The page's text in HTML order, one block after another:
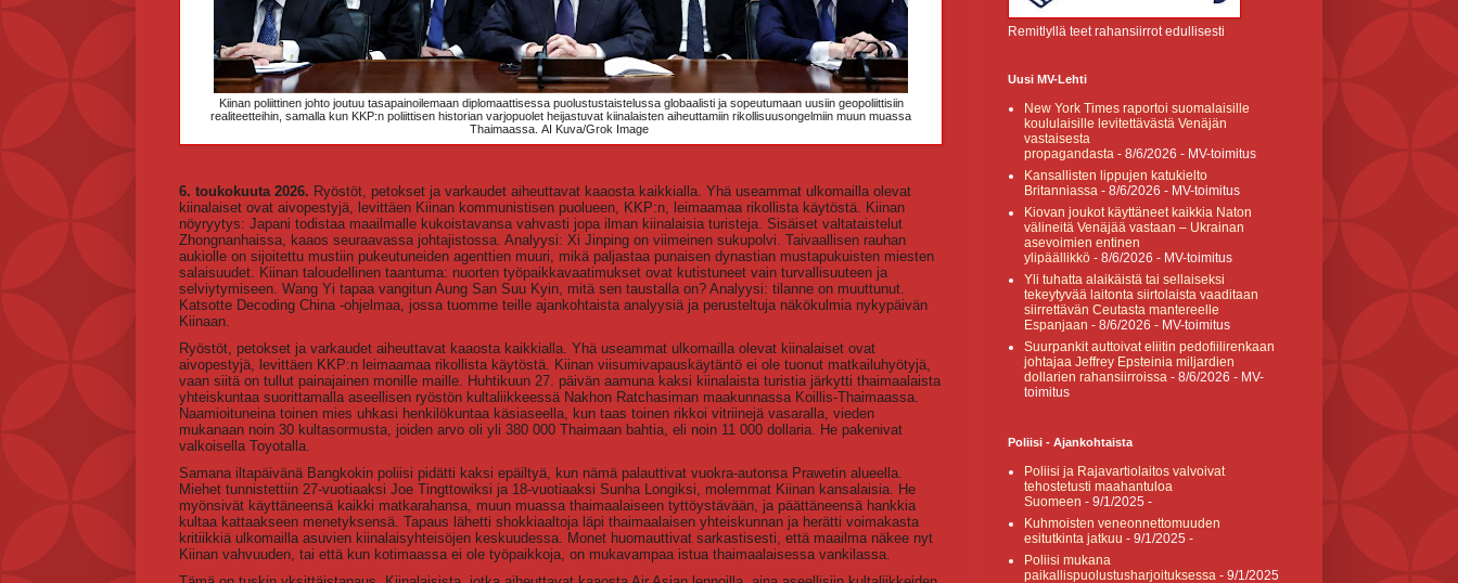
Kiinan poliittinen johto joutuu tasapainoilemaan diplomaattisessa puolustustaistelussa globaalisti ja sopeutumaan uusiin geopoliittisiin
realiteetteihin, samalla kun KKP:n poliittisen historian varjopuolet heijastuvat kiinalaisten aiheuttamiin rikollisuusongelmiin muun muassa
Thaimaassa. AI Kuva/Grok Image
6. toukokuuta 2026. Ryöstöt, petokset ja varkaudet aiheuttavat kaaosta kaikkialla. Yhä useammat ulkomailla olevat
kiinalaiset ovat aivopestyjä, levittäen Kiinan kommunistisen puolueen, KKP:n, leimaamaa rikollista käytöstä. Kiinan
nöyryytys: Japani todistaa maailmalle kukoistavansa vahvasti jopa ilman kiinalaisia turisteja. Sisäiset valtataistelut
Zhongnanhaissa, kaaos seuraavassa johtajistossa. Analyysi: Xi Jinping on viimeinen sukupolvi. Taivaallisen rauhan
aukiolle on sijoitettu mustiin pukeutuneiden agenttien muuri, mikä paljastaa punaisen dynastian mustapukuisten miesten
salaisuudet. Kiinan taloudellinen taantuma: nuorten työpaikkavaatimukset ovat kutistuneet vain turvallisuuteen ja
selviytymiseen. Wang Yi tapaa vangitun Aung San Suu Kyin, mitä sen taustalla on? Analyysi: tilanne on muuttunut.
Katsotte Decoding China -ohjelmaa, jossa tuomme teille ajankohtaista analyysiä ja perusteltuja näkökulmia nykypäivän
Kiinaan.
Ryöstöt, petokset ja varkaudet aiheuttavat kaaosta kaikkialla. Yhä useammat ulkomailla olevat kiinalaiset ovat
aivopestyjä, levittäen KKP:n leimaamaa rikollista käytöstä. Kiinan viisumivapauskäytäntö ei ole tuonut matkailuhyötyjä,
vaan siitä on tullut painajainen monille maille. Huhtikuun 27. päivän aamuna kaksi kiinalaista turistia järkytti thaimaalaista
yhteiskuntaa suorittamalla aseellisen ryöstön kultaliikkeessä Nakhon Ratchasiman maakunnassa Koillis-Thaimaassa.
Naamioituneina toinen mies uhkasi henkilökuntaa käsiaseella, kun taas toinen rikkoi vitriinejä vasaralla, vieden
mukanaan noin 30 kultasormusta, joiden arvo oli yli 380 000 Thaimaan bahtia, eli noin 11 000 dollaria. He pakenivat
valkoisella Toyotalla.
Samana iltapäivänä Bangkokin poliisi pidätti kaksi epäiltyä, kun nämä palauttivat vuokra-autonsa Prawetin alueella.
Miehet tunnistettiin 27-vuotiaaksi Joe Tingttowiksi ja 18-vuotiaaksi Sunha Longiksi, molemmat Kiinan kansalaisia. He
myönsivät käyttäneensä kaikki matkarahansa, muun muassa thaimaalaiseen tyttöystävään, ja päättäneensä hankkia
kultaa kattaakseen menetyksensä. Tapaus lähetti shokkiaaltoja läpi thaimaalaisen yhteiskunnan ja herätti voimakasta
kritiikkiä ulkomailla asuvien kiinalaisyhteisöjen keskuudessa. Monet huomauttivat sarkastisesti, että maailma näkee nyt
Kiinan vahvuuden, tai että kun kotimaassa ei ole työpaikkoja, on mukavampaa istua thaimaalaisessa vankilassa.
Remitlyllä teet rahansiirrot edullisesti
Uusi MV-Lehti
New York Times raportoi suomalaisille
koululaisille levitettävästä Venäjän
vastaisesta
propagandasta - 8/6/2026 - MV-toimitus
Kansallisten lippujen katukielto
Britanniassa - 8/6/2026 - MV-toimitus
Kiovan joukot käyttäneet kaikkia Naton
välineitä Venäjää vastaan – Ukrainan
asevoimien entinen
ylipäällikkö - 8/6/2026 - MV-toimitus
Yli tuhatta alaikäistä tai sellaiseksi
tekeytyvää laitonta siirtolaista vaaditaan
siirrettävän Ceutasta mantereelle
Espanjaan - 8/6/2026 - MV-toimitus
Suurpankit auttoivat eliitin pedofiilirenkaan
johtajaa Jeffrey Epsteinia miljardien
dollarien rahansiirroissa - 8/6/2026 - MV-
toimitus
Poliisi - Ajankohtaista
Poliisi ja Rajavartiolaitos valvoivat
tehostetusti maahantuloa
Suomeen - 9/1/2025 -
Kuhmoisten veneonnettomuuden
esitutkinta jatkuu - 9/1/2025 -
Poliisi mukana
paikallispuolustusharjoituksessa - 9/1/2025